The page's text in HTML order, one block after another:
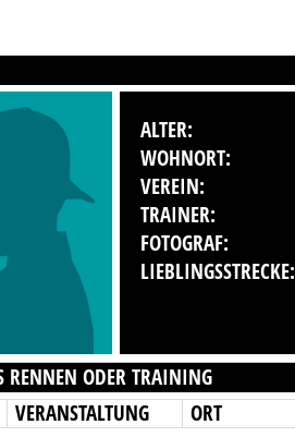
ALTER:
WOHNORT:
VEREIN:
TRAINER:
FOTOGRAF:
LIEBLINGSSTRECKE:
RENNEN ODER TRAINING
VERANSTALTUNG ORT